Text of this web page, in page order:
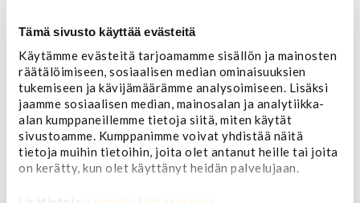
Tämä sivusto käyttää evästeitä
Käytämme evästeitä tarjoamamme sisällön ja mainosten
räätälöimiseen, sosiaalisen median ominaisuuksien
tukemiseen ja kävijämäärämme analysoimiseen. Lisäksi
jaamme sosiaalisen median, mainosalan ja analytiikka-
alan kumppaneillemme tietoja siitä, miten käytät
sivustoamme. Kumppanimme voivat yhdistää näitä
tietoja muihin tietoihin, joita olet antanut heille tai joita
on kerätty, kun olet käyttänyt heidän palvelujaan.
7,00 €